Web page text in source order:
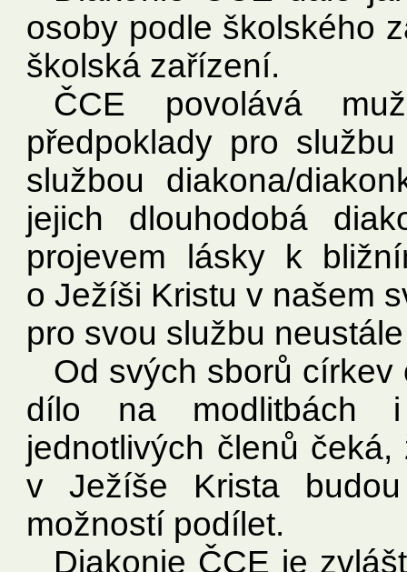
osoby podle školského
školská zařízení.
ČCE povolává
předpoklady pro
službou diakona/
jejich dlouhodobá
projevem lásky k
o Ježíši Kristu v našem
pro svou službu
Od svých sborů
dílo na modlitbách i
jednotlivých členů
v Ježíše Krista
možností podílet.
Diakonie ČCE je